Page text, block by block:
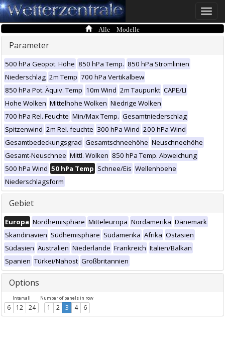
Toggle
Alle Modelle
Parameter
500 hPa Geopot. Höhe 850 hPa Temp. 850 hPa Stromlinien
Niederschlag 2m Temp 700 hPa Vertikalbew
850 hPa Pot. Äquiv. Temp 10m Wind 2m Taupunkt CAPE/LI
Hohe Wolken Mittelhohe Wolken Niedrige Wolken
700 hPa Rel. Feuchte Min/Max Temp. Gesamtniederschlag
Spitzenwind 2m Rel. feuchte 300 hPa Wind 200 hPa Wind
Gesamtbedeckungsgrad Gesamtschneehöhe Neuschneehöhe
Gesamt-Neuschnee Mittl. Wolken 850 hPa Temp. Abweichung
500 hPa Wind 50 hPa Temp Schnee/Eis Wellenhoehe
Niederschlagsform
Gebiet
Europa Nordhemisphäre Mitteleuropa Nordamerika Dänemark
Skandinavien Südhemisphäre Südamerika Afrika Ostasien
Südasien Australien Niederlande Frankreich Italien/Balkan
Spanien Türkei/Nahost Großbritannien
Options
Intervall
6 12 24
Number of panels in row
1 2 3 4 6